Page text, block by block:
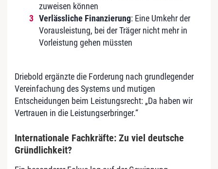
zuweisen können
Verlässliche Finanzierung: Eine Umkehr der
Vorausleistung, bei der Träger nicht mehr in
Vorleistung gehen müssten
Driebold ergänzte die Forderung nach grundlegender
Vereinfachung des Systems und mutigen
Entscheidungen beim Leistungsrecht: „Da haben wir
Vertrauen in die Leistungserbringer.“
Internationale Fachkräfte: Zu viel deutsche
Gründlichkeit?